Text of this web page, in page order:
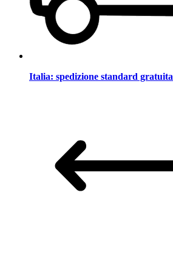
Italia: spedizione standard gratuita